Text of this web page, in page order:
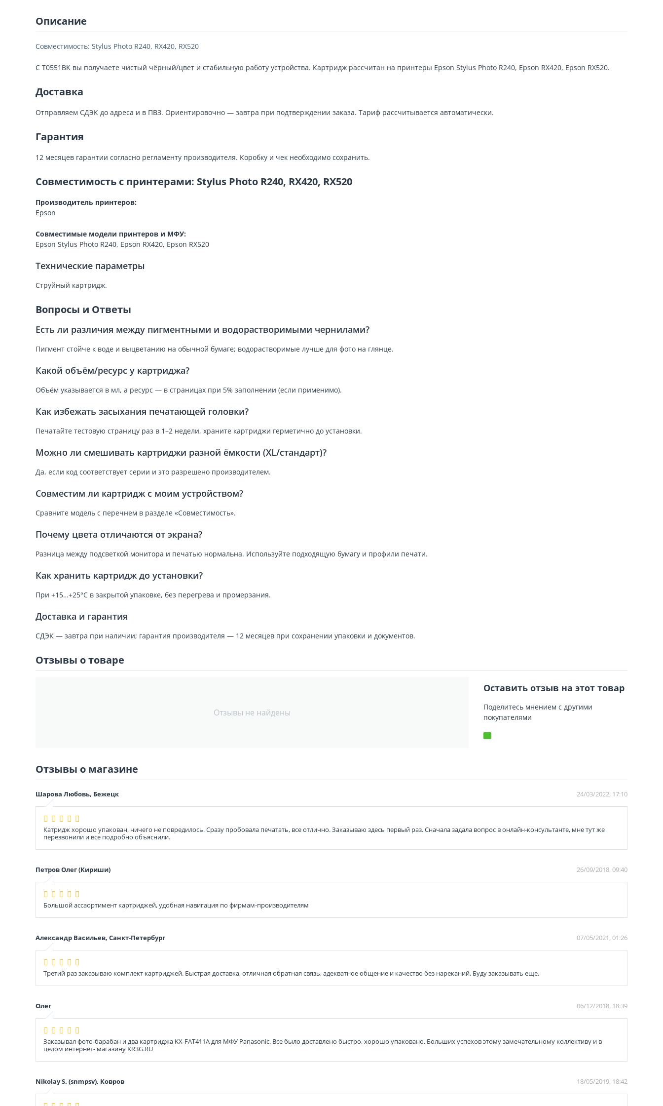
Описание
Совместимость: Stylus Photo R240, RX420, RX520
С T0551BK вы получаете чистый чёрный/цвет и стабильную работу устройства. Картридж рассчитан на принтеры Epson Stylus Photo R240, Epson RX420, Epson RX520.
Доставка
Отправляем СДЭК до адреса и в ПВЗ. Ориентировочно — завтра при подтверждении заказа. Тариф рассчитывается автоматически.
Гарантия
12 месяцев гарантии согласно регламенту производителя. Коробку и чек необходимо сохранить.
Совместимость с принтерами: Stylus Photo R240, RX420, RX520
Производитель принтеров:
Epson
Совместимые модели принтеров и МФУ:
Epson Stylus Photo R240, Epson RX420, Epson RX520
Технические параметры
Струйный картридж.
Вопросы и Ответы
Есть ли различия между пигментными и водорастворимыми чернилами?
Пигмент стойче к воде и выцветанию на обычной бумаге; водорастворимые лучше для фото на глянце.
Какой объём/ресурс у картриджа?
Объём указывается в мл, а ресурс — в страницах при 5% заполнении (если применимо).
Как избежать засыхания печатающей головки?
Печатайте тестовую страницу раз в 1–2 недели, храните картриджи герметично до установки.
Можно ли смешивать картриджи разной ёмкости (XL/стандарт)?
Да, если код соответствует серии и это разрешено производителем.
Совместим ли картридж с моим устройством?
Сравните модель с перечнем в разделе «Совместимость».
Почему цвета отличаются от экрана?
Разница между подсветкой монитора и печатью нормальна. Используйте подходящую бумагу и профили печати.
Как хранить картридж до установки?
При +15…+25°C в закрытой упаковке, без перегрева и промерзания.
Доставка и гарантия
СДЭК — завтра при наличии; гарантия производителя — 12 месяцев при сохранении упаковки и документов.
Отзывы о товаре
Отзывы не найдены
Оставить отзыв на этот товар
Поделитесь мнением с другими
покупателями
Отзывы о магазине
Шарова Любовь, Бежецк 24/03/2022, 17:10
Катридж хорошо упакован, ничего не повредилось. Сразу пробовала печатать, все отлично. Заказываю здесь первый раз. Сначала задала вопрос в онлайн-консультанте, мне тут же
перезвонили и все подробно объяснили.
Петров Олег (Кириши) 26/09/2018, 09:40
Большой ассаортимент картриджей, удобная навигация по фирмам-производителям
Александр Васильев, Санкт-Петербург 07/05/2021, 01:26
Третий раз заказываю комплект картриджей. Быстрая доставка, отличная обратная связь, адекватное общение и качество без нареканий. Буду заказывать еще.
Олег 06/12/2018, 18:39
Заказывал фото-барабан и два картриджа KX-FAT411A для МФУ Panasonic. Все было доставлено быстро, хорошо упаковано. Больших успехов этому замечательному коллективу и в
целом интернет- магазину KR3G.RU
Nikolay S. (snmpsv), Ковров 18/05/2019, 18:42